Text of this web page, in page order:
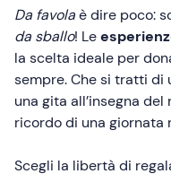
Da favolaè dire poco:
da sballo! Le
la scelta ideale per
sempre. Che si tratti di
una gita all’insegna
ricordo di una giornata
Scegli la libertà di